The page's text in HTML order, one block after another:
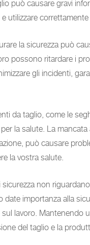
può causare gravi
utilizzare
la sicurezza può
possono ritardare i
gli incidenti,
da taglio, come le
la salute. La
può causare
la vostra salute.
sicurezza non
importanza alla
lavoro. Mantenendo
del taglio e la